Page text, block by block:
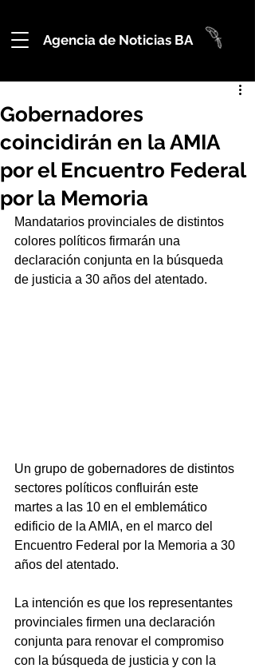
Agencia de Noticias BA
Gobernadores
coincidirán en la AMIA
por el Encuentro Federal
por la Memoria
Mandatarios provinciales de distintos
colores políticos firmarán una
declaración conjunta en la búsqueda
de justicia a 30 años del atentado.
Un grupo de gobernadores de distintos
sectores políticos confluirán este
martes a las 10 en el emblemático
edificio de la AMIA, en el marco del
Encuentro Federal por la Memoria a 30
años del atentado.
La intención es que los representantes
provinciales firmen una declaración
conjunta para renovar el compromiso
con la búsqueda de justicia y con la